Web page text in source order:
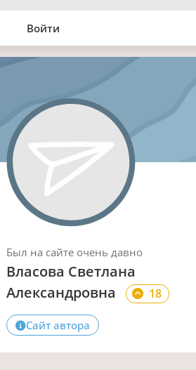
Войти
Был на сайте очень давно
Власова Светлана
Александровна
18
Сайт автора